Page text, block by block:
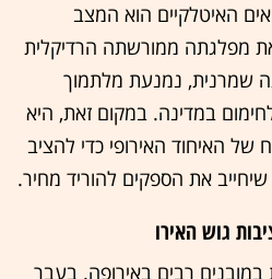
האיטלקיים הוא המצב
מפלגתה ממורשתה הרדיקלית
שמרנית, נמנעת מלתמוך
במדינה. במקום זאת, היא
האיחוד האירופי כדי להציב
את הספקים להוריד מחיר.
גוש האירו
במובנים רבים באירופה. בעבר